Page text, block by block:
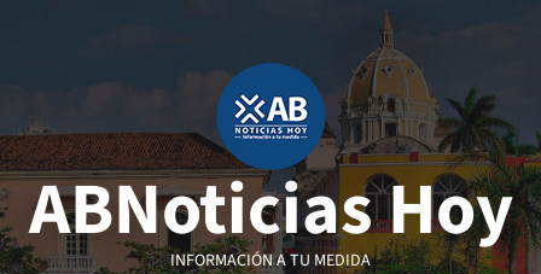
ABNoticias Hoy
INFORMACIÓN A TU MEDIDA